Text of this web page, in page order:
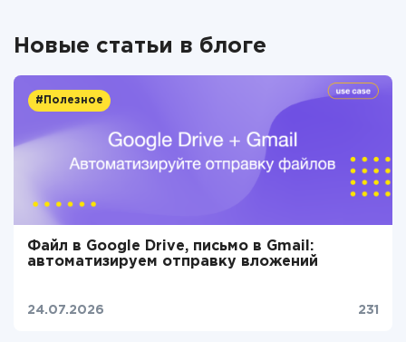
Новые статьи в блоге
#Полезное
Файл в Google Drive, письмо в Gmail:
автоматизируем отправку вложений
24.07.2026 231